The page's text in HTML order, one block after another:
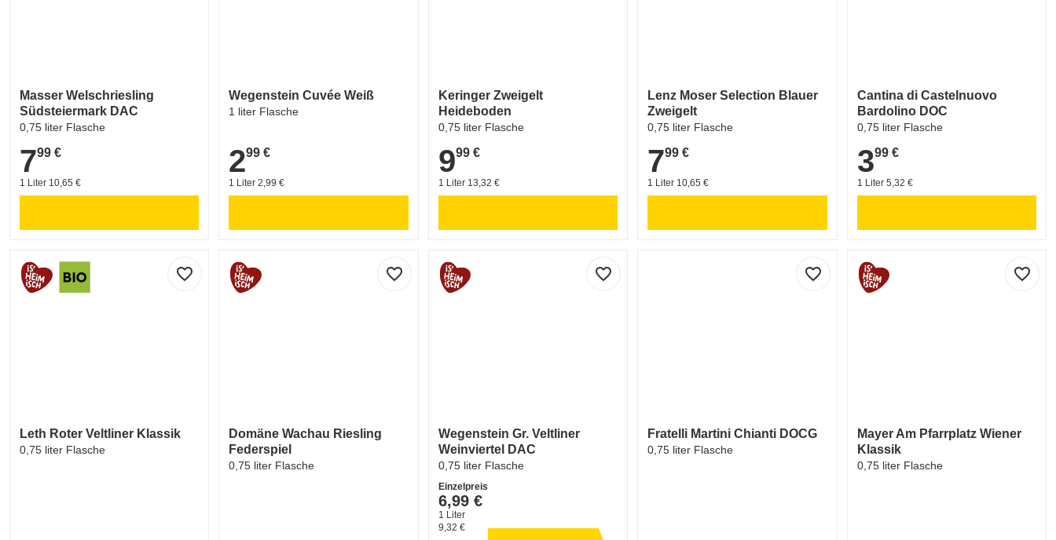
Masser Welschriesling
Südsteiermark DAC
0,75 liter Flasche
7,99 €
799 €
1 Liter 10,65 €
Wegenstein Cuvée Weiß
1 liter Flasche
2,99 €
299 €
1 Liter 2,99 €
Keringer Zweigelt
Heideboden
0,75 liter Flasche
9,99 €
999 €
1 Liter 13,32 €
Lenz Moser Selection Blauer
Zweigelt
0,75 liter Flasche
7,99 €
799 €
1 Liter 10,65 €
Cantina di Castelnuovo
Bardolino DOC
0,75 liter Flasche
3,99 €
399 €
1 Liter 5,32 €
favorite_border
Leth Roter Veltliner Klassik
0,75 liter Flasche
favorite_border
Domäne Wachau Riesling
Federspiel
0,75 liter Flasche
favorite_border
Wegenstein Gr. Veltliner
Weinviertel DAC
0,75 liter Flasche
Einzelpreis
6,99 €
1 Liter
9,32 €
favorite_border
Fratelli Martini Chianti DOCG
0,75 liter Flasche
favorite_border
Mayer Am Pfarrplatz Wiener
Klassik
0,75 liter Flasche